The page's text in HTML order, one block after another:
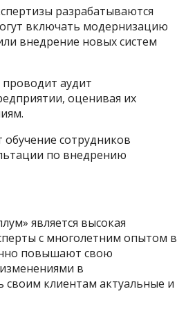
разрабатываются
включать модернизацию
внедрение новых систем
проводит аудит
оценивая их
обучение сотрудников
по внедрению
является высокая
с многолетним опытом в
повышают свою
в
своим клиентам актуальные и